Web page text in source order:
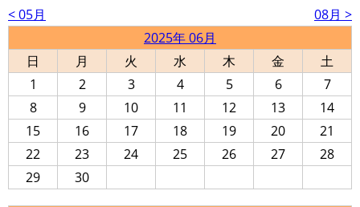
< 05月
08月 >
2025年 06月
日
月 火 水 木 金
土
1
2 3 4 5 6
7
8
9 10 11 12 13
14
15
16 17 18 19 20
21
22
23 24 25 26 27
28
29
30